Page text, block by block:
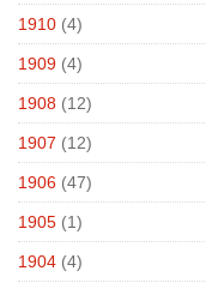
1910 (4)
1909 (4)
1908 (12)
1907 (12)
1906 (47)
1905 (1)
1904 (4)